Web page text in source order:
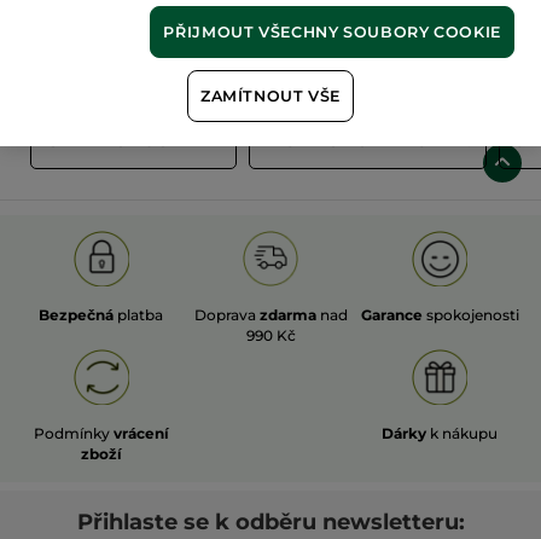
Zobrazit více
Bezpečná platba Doprava zdarma nad
990 Kč
Garance spokojenosti
Podmínky vrácení
zboží
Dárky k nákupu
Přihlaste se k odběru newsletteru:
ZAMÍTNOUT VŠE
PŘIJMOUT VŠECHNY SOUBORY COOKIE